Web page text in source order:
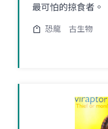
最可怕的掠食者。
恐龍 古生物